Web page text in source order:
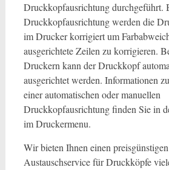
Druckkopfausrichtung durchgeführt.
Druckkopfausrichtung werden die
im Drucker korrigiert um
ausgerichtete Zeilen zu korrigieren.
Druckern kann der Druckkopf
ausgerichtet werden. Informationen
einer automatischen oder manuellen
Druckkopfausrichtung finden Sie in
im Druckermenu.
Wir bieten Ihnen einen
Austauschservice für Druckköpfe